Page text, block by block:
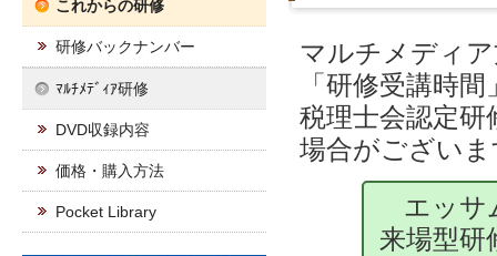
これからの研修
研修バックナンバー
ﾏﾙﾁﾒﾃﾞｨｱ研修
DVD収録内容
価格・購入方法
Pocket Library
マルチメディ
「研修受講時
税理士会認定
場合がござい
エッサ
来場型研